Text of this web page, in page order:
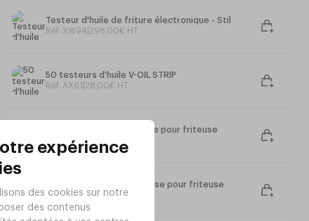
Livrée avec : 1 panier à friture et 1 couvercle
Dimensions : 288 × 619 × 408 mm (H)
Poids : 12,7 kg
Testeur d'huile de friture électronique - Stil
Réf. XW94 298 00€ HT
50 testeurs d'huile V-OIL STRIP
Réf. AX61 28 00€ HT
Support de filtre à graisse pour friteuse
Réf. LM72
15
Boîte de 50 Filtres à graisse pour friteuse
Réf. LM73 17,00 € HT